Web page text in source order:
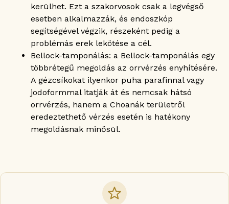
kerülhet. Ezt a szakorvosok csak a legvégső
esetben alkalmazzák, és endoszkóp
segítségével végzik, részeként pedig a
problémás erek lekötése a cél.
Bellock-tamponálás: a Bellock-tamponálás egy
többrétegű megoldás az orrvérzés enyhítésére.
A gézcsíkokat ilyenkor puha parafinnal vagy
jodoformmal itatják át és nemcsak hátsó
orrvérzés, hanem a Choanák területről
eredeztethető vérzés esetén is hatékony
megoldásnak minősül.